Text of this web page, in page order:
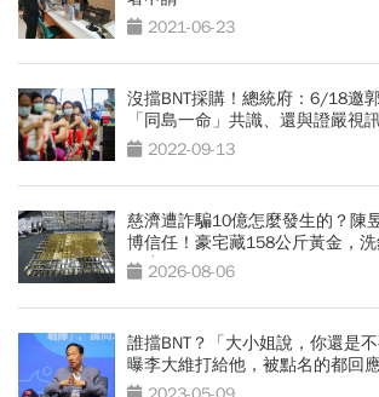
2021-06-23
沒擋BNT採購！總統府：6/18邀
「同島一命」共識、還與證嚴視
2022-09-13
慈濟遭詐騙10億怎麼發生的？陳
博信任！豪宅藏158公斤黃金，
回應了
2026-08-06
誰擋BNT？「大小姐說，你還是
曝李大維打給他，被點名的都回